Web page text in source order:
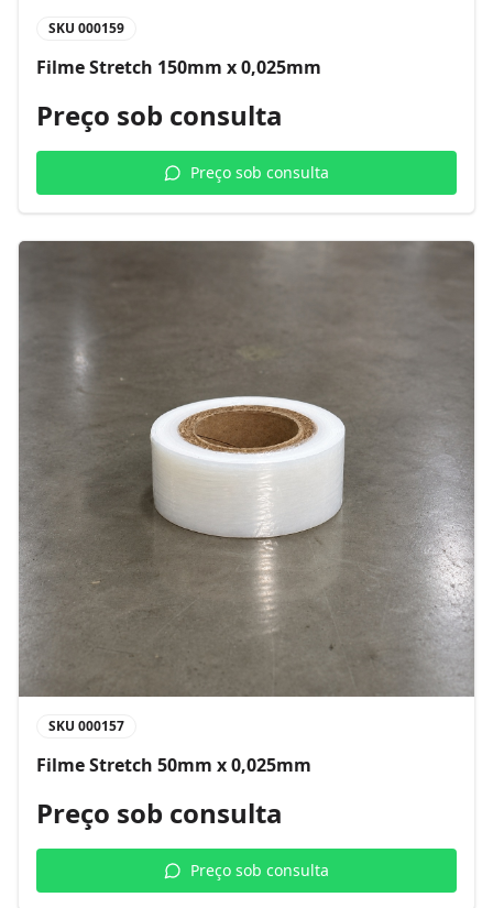
SKU 000159
Filme Stretch 150mm x 0,025mm
Preço sob consulta
Preço sob consulta
SKU 000157
Filme Stretch 50mm x 0,025mm
Preço sob consulta
Preço sob consulta